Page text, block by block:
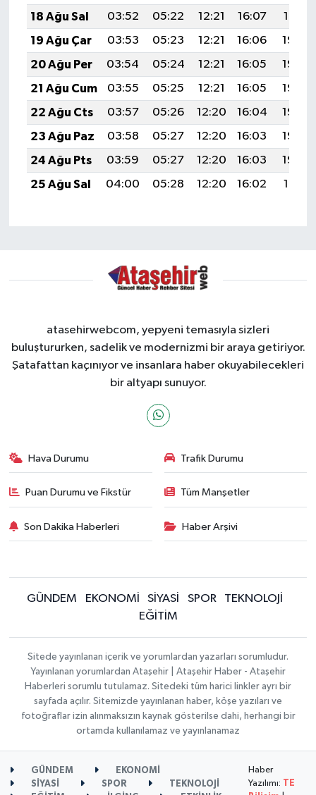
18 Ağu Sal
03:52 05:22 12:21 16:07
19:10
19 Ağu Çar
03:53 05:23 12:21 16:06
19:09
20 Ağu Per
03:54 05:24 12:21 16:05
19:08
21 Ağu Cum
03:55 05:25 12:21 16:05
19:06
22 Ağu Cts
03:57 05:26 12:20 16:04
19:05
23 Ağu Paz
03:58 05:27 12:20 16:03
19:04
24 Ağu Pts
03:59 05:27 12:20 16:03
19:02
25 Ağu Sal
04:00 05:28 12:20 16:02 19:01
atasehirwebcom, yepyeni temasıyla sizleri
buluştururken, sadelik ve modernizmi bir araya getiriyor.
Şatafattan kaçınıyor ve insanlara haber okuyabilecekleri
bir altyapı sunuyor.
Hava Durumu Trafik Durumu
Puan Durumu ve Fikstür Tüm Manşetler
Son Dakika Haberleri Haber Arşivi
GÜNDEM EKONOMİ SİYASİ SPOR
TEKNOLOJİ
EĞİTİM
Sitede yayınlanan içerik ve yorumlardan yazarları sorumludur.
Yayınlanan yorumlardan Ataşehir | Ataşehir Haber - Ataşehir
Haberleri sorumlu tutulamaz. Sitedeki tüm harici linkler ayrı bir
sayfada açılır. Sitemizde yayınlanan haber, köşe yazıları ve
fotoğraflar izin alınmaksızın kaynak gösterilse dahi, herhangi bir
ortamda kullanılamaz ve yayınlanamaz
GÜNDEM
EKONOMİ
SİYASİ
SPOR
TEKNOLOJİ
Haber
Yazılımı:
TE